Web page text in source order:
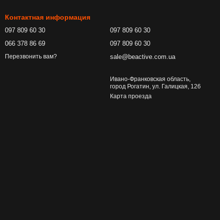
Контактная информация
097 809 60 30
066 378 86 69
Перезвонить вам?
097 809 60 30
097 809 60 30
sale@beactive.com.ua
Ивано-Франковская область,
город Рогатин, ул. Галицкая, 126
Карта проезда